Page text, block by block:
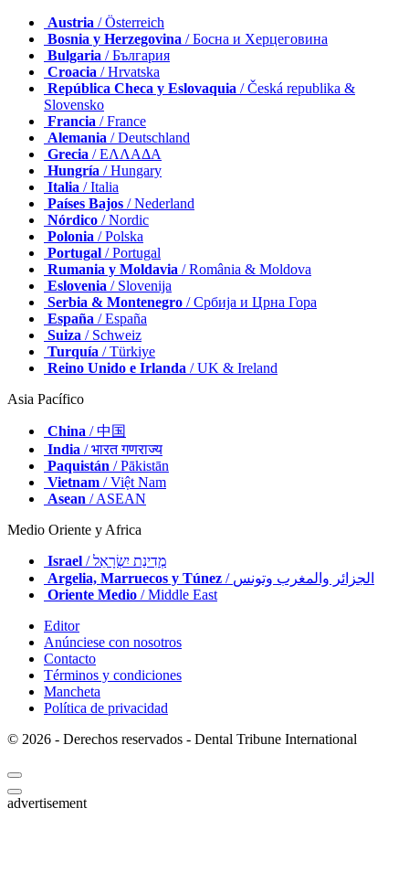
Austria / Österreich
Bosnia y Herzegovina / Босна и Херцеговина
Bulgaria / България
Croacia / Hrvatska
República Checa y Eslovaquia / Česká republika &
Slovensko
Francia / France
Alemania / Deutschland
Grecia / ΕΛΛΑΔΑ
Hungría / Hungary
Italia / Italia
Países Bajos / Nederland
Nórdico / Nordic
Polonia / Polska
Portugal / Portugal
Rumania y Moldavia / România & Moldova
Eslovenia / Slovenija
Serbia & Montenegro / Србија и Црна Гора
España / España
Suiza / Schweiz
Turquía / Türkiye
Reino Unido e Irlanda / UK & Ireland
Asia Pacífico
China / 中国
India / भारत गणराज्य
Paquistán / Pākistān
Vietnam / Việt Nam
Asean / ASEAN
Medio Oriente y Africa
Israel
/ מְדִינַת יִשְׂרָאֵל
Argelia, Marruecos y Túnez
/ الجزائر والمغرب وتونس
Oriente Medio / Middle East
Editor
Anúnciese con nosotros
Contacto
Términos y condiciones
Mancheta
Política de privacidad
© 2026 - Derechos reservados - Dental Tribune International
advertisement